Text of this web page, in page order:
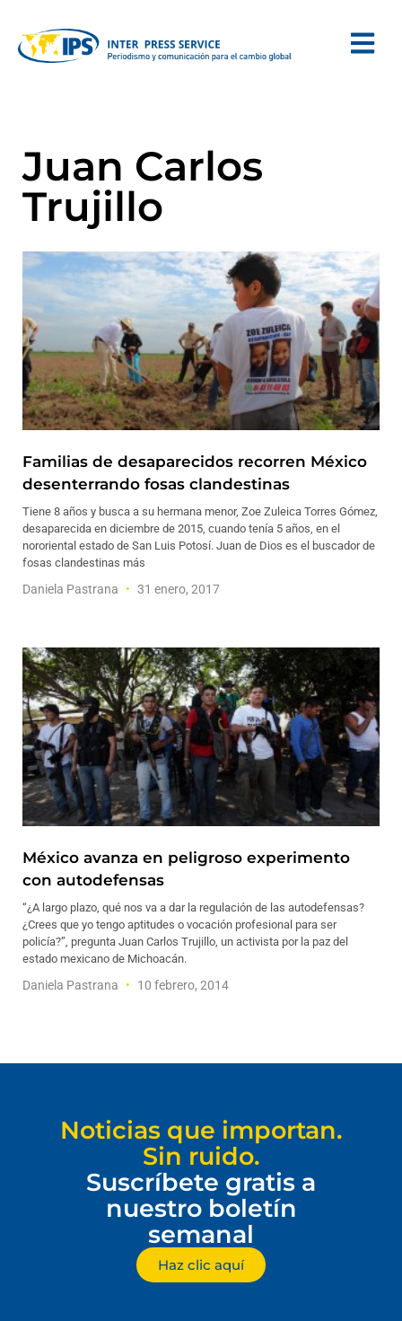
Juan Carlos
Trujillo
Familias de desaparecidos recorren México
desenterrando fosas clandestinas
Tiene 8 años y busca a su hermana menor, Zoe Zuleica Torres Gómez,
desaparecida en diciembre de 2015, cuando tenía 5 años, en el
nororiental estado de San Luis Potosí. Juan de Dios es el buscador de
fosas clandestinas más
Daniela Pastrana 31 enero, 2017
México avanza en peligroso experimento
con autodefensas
“¿A largo plazo, qué nos va a dar la regulación de las autodefensas?
¿Crees que yo tengo aptitudes o vocación profesional para ser
policía?”, pregunta Juan Carlos Trujillo, un activista por la paz del
estado mexicano de Michoacán.
Daniela Pastrana 10 febrero, 2014
Noticias que importan.
Sin ruido.
Suscríbete gratis a
nuestro boletín
semanal
Haz clic aquí